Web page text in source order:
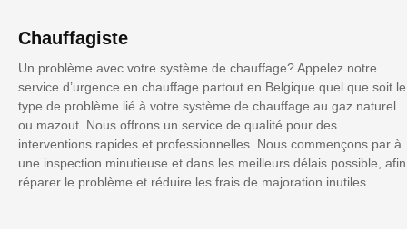
Chauffagiste
Un problème avec votre système de chauffage? Appelez notre
service d’urgence en chauffage partout en Belgique quel que soit le
type de problème lié à votre système de chauffage au gaz naturel
ou mazout. Nous offrons un service de qualité pour des
interventions rapides et professionnelles. Nous commençons par à
une inspection minutieuse et dans les meilleurs délais possible, afin
réparer le problème et réduire les frais de majoration inutiles.